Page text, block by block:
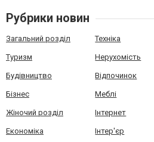
Рубрики новин
Загальний розділ Техніка
Туризм Нерухомість
Будівництво Відпочинок
Бізнес Меблі
Жіночий розділ Інтернет
Економіка Інтер'єр